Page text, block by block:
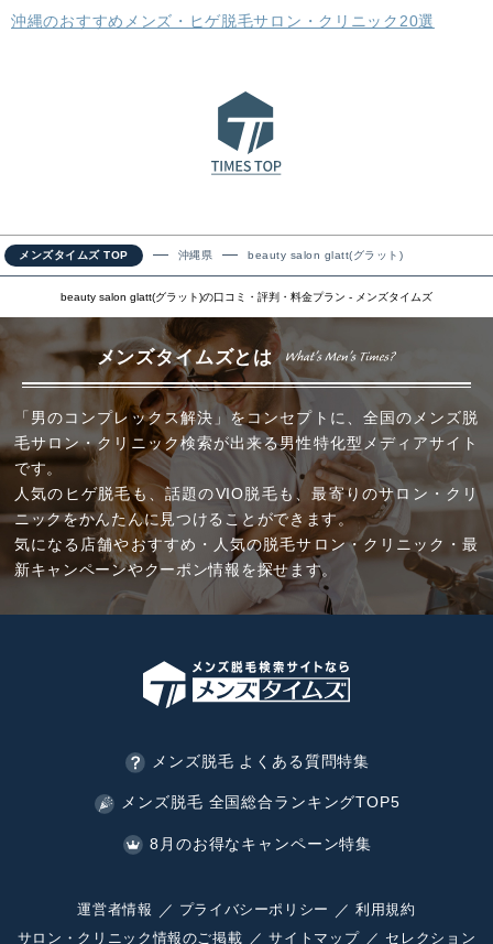
沖縄のおすすめメンズ・ヒゲ脱毛サロン・クリニック20選
メンズタイムズ TOP 沖縄県 beauty salon glatt(グラット)
beauty salon glatt(グラット)の口コミ・評判・料金プラン - メンズタイムズ
メンズタイムズとは
「男のコンプレックス解決」をコンセプトに、全国のメンズ脱
毛サロン・クリニック検索が出来る男性特化型メディアサイト
です。
人気のヒゲ脱毛も、話題のVIO脱毛も、最寄りのサロン・クリ
ニックをかんたんに見つけることができます。
気になる店舗やおすすめ・人気の脱毛サロン・クリニック・最
新キャンペーンやクーポン情報を探せます。
メンズ脱毛 よくある質問特集
メンズ脱毛 全国総合ランキングTOP5
8月のお得なキャンペーン特集
運営者情報 プライバシーポリシー
利用規約
サロン・クリニック情報のご掲載
サイトマップ セレクション